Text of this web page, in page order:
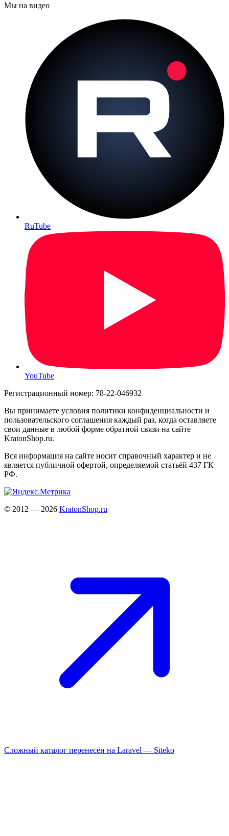
Мы на видео
RuTube
YouTube
Регистрационный номер: 78-22-046932
Вы принимаете условия политики конфиденциальности и
пользовательского соглашения каждый раз, когда оставляете
свои данные в любой форме обратной связи на сайте
KratonShop.ru.
Вся информация на сайте носит справочный характер и не
является публичной офертой, определяемой статьёй 437 ГК
РФ.
© 2012 — 2026 KratonShop.ru
Сложный каталог перенесён на Laravel — Siteko